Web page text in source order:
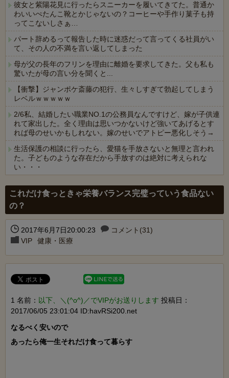
彼女と紫陽花見に行ったらスニーカーを履いてきてた。普通か
わいいぺたんこ靴とかじゃないの？コーヒーや手作り菓子も持
ってこないしさぁ…
パート辞めるって報告した時に迷惑だって言ってくる社員がい
て、その人の不満を言い返してしまった
母が父の長年のフリンを理由に離婚を要求してきた。父も私も
驚いたが母の言い分を聞くと...
【衝撃】ジャンポケ斎藤の犯行、生々しすぎて勃起してしまう
レベルｗｗｗｗｗ
2/6私、結婚したい職業NO.1の公務員なんですけど、嫁が子供連
れて家出した。全く理由は思いつかないけど強いてあげるとす
れば母のせいかもしれない。嫁のせいでアトピー悪化しそう→
生活保護の相談に行ったら、愛猫を手放さないと無理と言われ
た。子どものような存在だから手放すのは絶対に考えられな
い・・・
これだけ食っときゃ栄養バランス完璧っていう食品ない
の？
2017年6月7日20:00:23
コメント(31)
VIP
健康・医療
1 名前： 以下、＼(^o^)／でVIPがお送りします 投稿日：
2017/06/05 23:01:04 ID:havRSi200.net
なるべく安いので
あったら俺一生それだけ食って暮らす